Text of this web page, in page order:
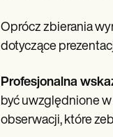
Oprócz zbierania
dotyczące
Profesjonalna
być uwzględnione
obserwacji, które